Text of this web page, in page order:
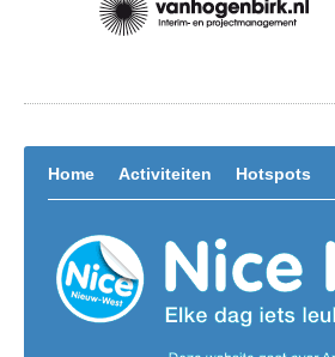
Home Activiteiten Hotspots